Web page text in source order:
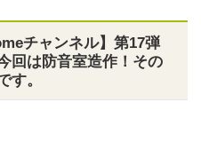
チャンネル】第17弾
回は防音室造作！その
す。